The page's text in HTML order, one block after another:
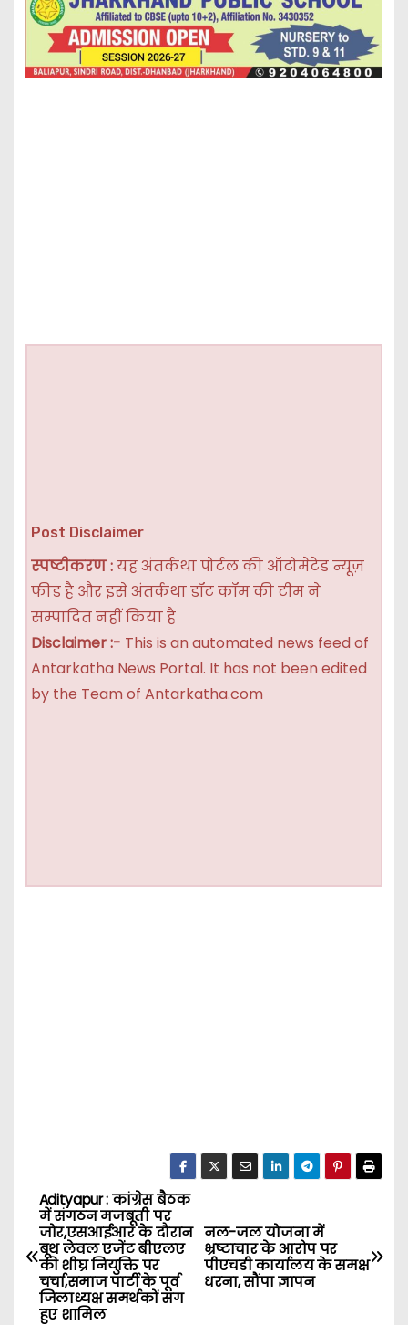
Post Disclaimer
स्पष्टीकरण :यह अंतर्कथा पोर्टल की ऑटोमेटेड न्यूज़
फीड है और इसे अंतर्कथा डॉट कॉम की टीम ने
सम्पादित नहीं किया है
Disclaimer :- This is an automated news feed of
Antarkatha News Portal. It has not been edited
by the Team of Antarkatha.com
P
o
s
नल-जल योजना में
भ्रष्टाचार के आरोप पर
पीएचडी कार्यालय के समक्ष
धरना, सौंपा ज्ञापन
Adityapur : कांग्रेस बैठक
में संगठन मजबूती पर
जोर,एसआईआर के दौरान
बूथ लेवल एजेंट बीएलए
की शीघ्र नियुक्ति पर
चर्चा,समाज पार्टी के पूर्व
जिलाध्यक्ष समर्थकों संग
हुए शामिल